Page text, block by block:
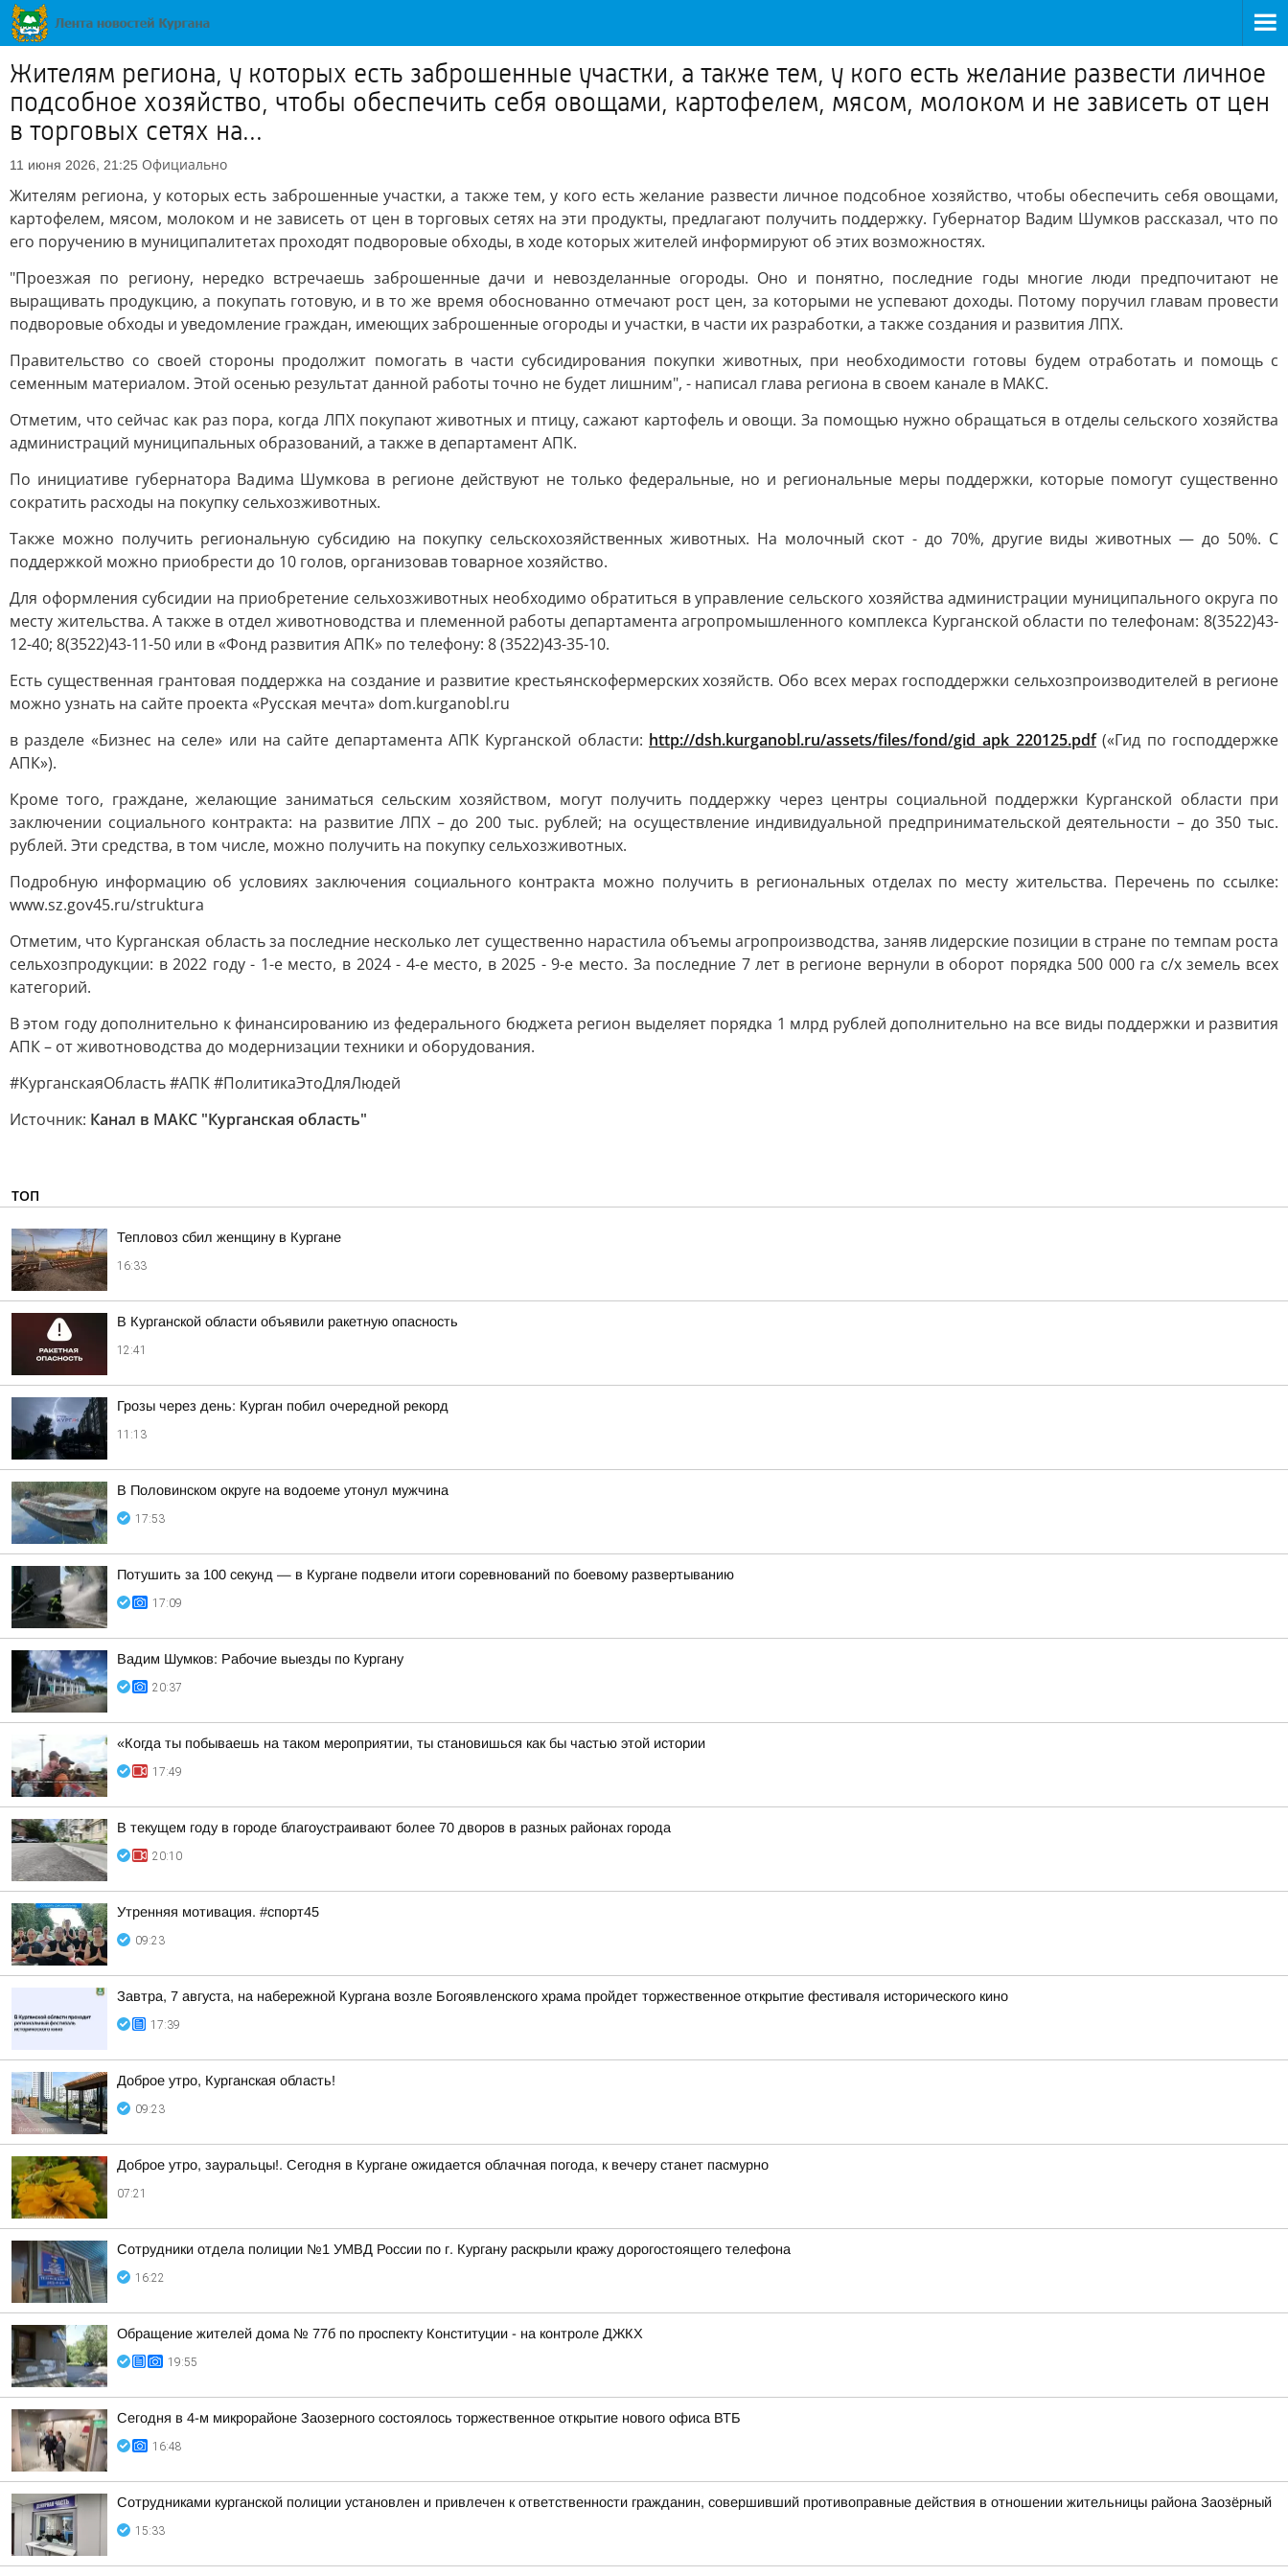
Жителям региона, у которых есть заброшенные участки, а также тем, у кого есть желание развести личное
подсобное хозяйство, чтобы обеспечить себя овощами, картофелем, мясом, молоком и не зависеть от цен
в торговых сетях на...
11 июня 2026, 21:25 Официально
Жителям региона, у которых есть заброшенные участки, а также тем, у кого есть желание развести личное подсобное хозяйство, чтобы обеспечить себя овощами,
картофелем, мясом, молоком и не зависеть от цен в торговых сетях на эти продукты, предлагают получить поддержку. Губернатор Вадим Шумков рассказал, что по
его поручению в муниципалитетах проходят подворовые обходы, в ходе которых жителей информируют об этих возможностях.
"Проезжая по региону, нередко встречаешь заброшенные дачи и невозделанные огороды. Оно и понятно, последние годы многие люди предпочитают не
выращивать продукцию, а покупать готовую, и в то же время обоснованно отмечают рост цен, за которыми не успевают доходы. Потому поручил главам провести
подворовые обходы и уведомление граждан, имеющих заброшенные огороды и участки, в части их разработки, а также создания и развития ЛПХ.
Правительство со своей стороны продолжит помогать в части субсидирования покупки животных, при необходимости готовы будем отработать и помощь с
семенным материалом. Этой осенью результат данной работы точно не будет лишним", - написал глава региона в своем канале в МАКС.
Отметим, что сейчас как раз пора, когда ЛПХ покупают животных и птицу, сажают картофель и овощи. За помощью нужно обращаться в отделы сельского хозяйства
администраций муниципальных образований, а также в департамент АПК.
По инициативе губернатора Вадима Шумкова в регионе действуют не только федеральные, но и региональные меры поддержки, которые помогут существенно
сократить расходы на покупку сельхозживотных.
Также можно получить региональную субсидию на покупку сельскохозяйственных животных. На молочный скот - до 70%, другие виды животных — до 50%. С
поддержкой можно приобрести до 10 голов, организовав товарное хозяйство.
Для оформления субсидии на приобретение сельхозживотных необходимо обратиться в управление сельского хозяйства администрации муниципального округа по
месту жительства. А также в отдел животноводства и племенной работы департамента агропромышленного комплекса Курганской области по телефонам: 8(3522)43-
12-40; 8(3522)43-11-50 или в «Фонд развития АПК» по телефону: 8 (3522)43-35-10.
Есть существенная грантовая поддержка на создание и развитие крестьянскофермерских хозяйств. Обо всех мерах господдержки сельхозпроизводителей в регионе
можно узнать на сайте проекта «Русская мечта» dom.kurganobl.ru
в разделе «Бизнес на селе» или на сайте департамента АПК Курганской области: http://dsh.kurganobl.ru/assets/files/fond/gid_apk_220125.pdf(«Гид по господдержке
АПК»).
Кроме того, граждане, желающие заниматься сельским хозяйством, могут получить поддержку через центры социальной поддержки Курганской области при
заключении социального контракта: на развитие ЛПХ – до 200 тыс. рублей; на осуществление индивидуальной предпринимательской деятельности – до 350 тыс.
рублей. Эти средства, в том числе, можно получить на покупку сельхозживотных.
Подробную информацию об условиях заключения социального контракта можно получить в региональных отделах по месту жительства. Перечень по ссылке:
www.sz.gov45.ru/struktura
Отметим, что Курганская область за последние несколько лет существенно нарастила объемы агропроизводства, заняв лидерские позиции в стране по темпам роста
сельхозпродукции: в 2022 году - 1-е место, в 2024 - 4-е место, в 2025 - 9-е место. За последние 7 лет в регионе вернули в оборот порядка 500 000 га с/х земель всех
категорий.
В этом году дополнительно к финансированию из федерального бюджета регион выделяет порядка 1 млрд рублей дополнительно на все виды поддержки и развития
АПК – от животноводства до модернизации техники и оборудования.
#КурганскаяОбласть #АПК #ПолитикаЭтоДляЛюдей
Источник: Канал в МАКС "Курганская область"
ТОП
Тепловоз сбил женщину в Кургане
16:33
В Курганской области объявили ракетную опасность
12:41
Грозы через день: Курган побил очередной рекорд
11:13
В Половинском округе на водоеме утонул мужчина
17:53
Потушить за 100 секунд — в Кургане подвели итоги соревнований по боевому развертыванию
17:09
Вадим Шумков: Рабочие выезды по Кургану
20:37
«Когда ты побываешь на таком мероприятии, ты становишься как бы частью этой истории
17:49
В текущем году в городе благоустраивают более 70 дворов в разных районах города
20:10
Утренняя мотивация. #спорт45
09:23
Завтра, 7 августа, на набережной Кургана возле Богоявленского храма пройдет торжественное открытие фестиваля исторического кино
17:39
Доброе утро, Курганская область!
09:23
Доброе утро, зауральцы!. Сегодня в Кургане ожидается облачная погода, к вечеру станет пасмурно
07:21
Сотрудники отдела полиции №1 УМВД России по г. Кургану раскрыли кражу дорогостоящего телефона
16:22
Обращение жителей дома № 77б по проспекту Конституции - на контроле ДЖКХ
19:55
Сегодня в 4-м микрорайоне Заозерного состоялось торжественное открытие нового офиса ВТБ
16:48
Сотрудниками курганской полиции установлен и привлечен к ответственности гражданин, совершивший противоправные действия в отношении жительницы района Заозёрный
15:33